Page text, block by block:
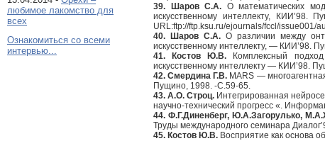
любимое лакомство для
всех
Ознакомиться со всеми
интервью...
39. Шаров С.А. О математических
искусственному интеллекту, КИИ’98.
URL:ftp://ftp.ksu.ru/ejournals/fccl/issue001/
40. Шаров С.А.О различии между
искусственному интеллекту, — КИИ’98.
41. Костов Ю.В. Комплексный
искусственному интеллекту — КИИ’98.
42. Смердина Г.В. MARS —
Пущино, 1998. -С.59-65.
43. А.О. Строц. Интегрированная
научно-технический прогресс «.
44. Ф.Г.Диненберг, Ю.А.Загорулько,
Труды международного семинара
45. Костов Ю.В. Восприятие как основа